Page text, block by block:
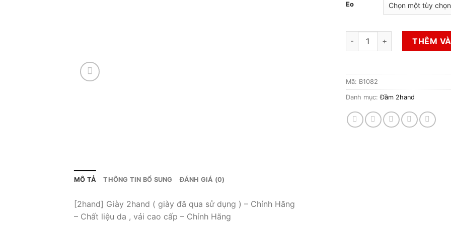
Eo
Đầm 2hand số lượngTHÊM
Mã: B1082
Danh mục:Đầm 2hand
MÔ TẢ THÔNG TIN BỔ SUNG ĐÁNH GIÁ (0)
[2hand] Giày 2hand ( giày đã qua sử dụng ) – Chính Hãng
– Chất liệu da , vải cao cấp – Chính Hãng